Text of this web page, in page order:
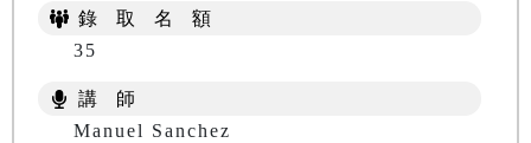
錄 取 名 額
35
講 師
Manuel Sanchez